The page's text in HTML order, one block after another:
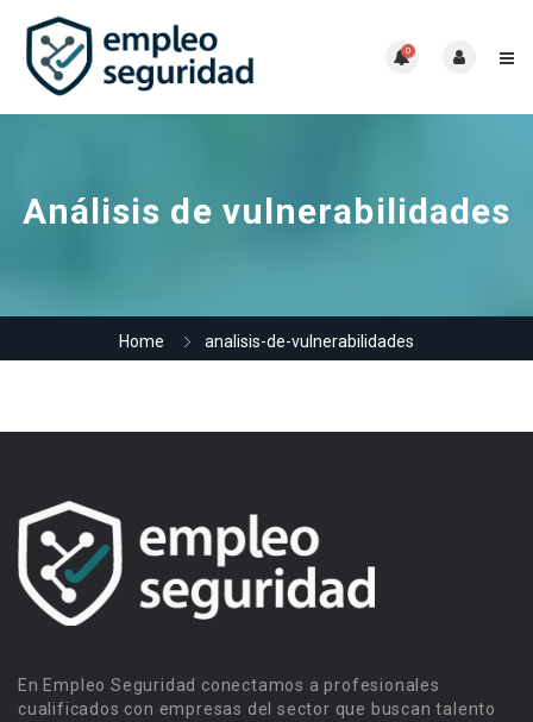
0
Análisis de vulnerabilidades
Home analisis-de-vulnerabilidades
En Empleo Seguridad conectamos a profesionales
cualificados con empresas del sector que buscan talento